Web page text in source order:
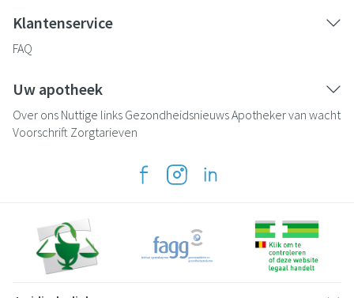
Klantenservice
FAQ
Uw apotheek
Over ons Nuttige links GezondheidsnieuwsApotheker van wacht
Voorschrift Zorgtarieven